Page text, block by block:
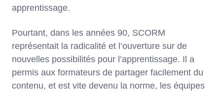
apprentissage.
Pourtant, dans les années 90, SCORM
représentait la radicalité et l’ouverture sur de
nouvelles possibilités pour l’apprentissage. Il a
permis aux formateurs de partager facilement du
contenu, et est vite devenu la norme, les équipes